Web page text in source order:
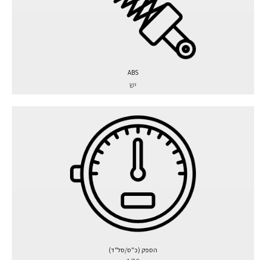
ABS
יש
הספק (כ"ס/סל"ד)